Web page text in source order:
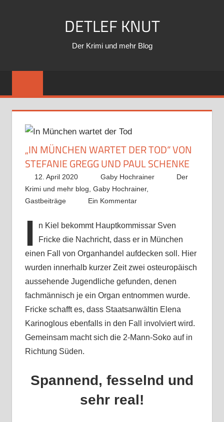
DETLEF KNUT
Der Krimi und mehr Blog
„IN MÜNCHEN WARTET DER TOD“ VON
STEFANIE GREGG UND PAUL SCHENKE
12. April 2020 Gaby Hochrainer
Der
Krimi und mehr blog, Gaby Hochrainer,
Gastbeiträge
Ein Kommentar
I
n Kiel bekommt Hauptkommissar Sven
Fricke die Nachricht, dass er in München
einen Fall von Organhandel aufdecken soll. Hier
wurden innerhalb kurzer Zeit zwei osteuropäisch
aussehende Jugendliche gefunden, denen
fachmännisch je ein Organ entnommen wurde.
Fricke schafft es, dass Staatsanwältin Elena
Karinoglous ebenfalls in den Fall involviert wird.
Gemeinsam macht sich die 2-Mann-Soko auf in
Richtung Süden.
Spannend, fesselnd und
sehr real!